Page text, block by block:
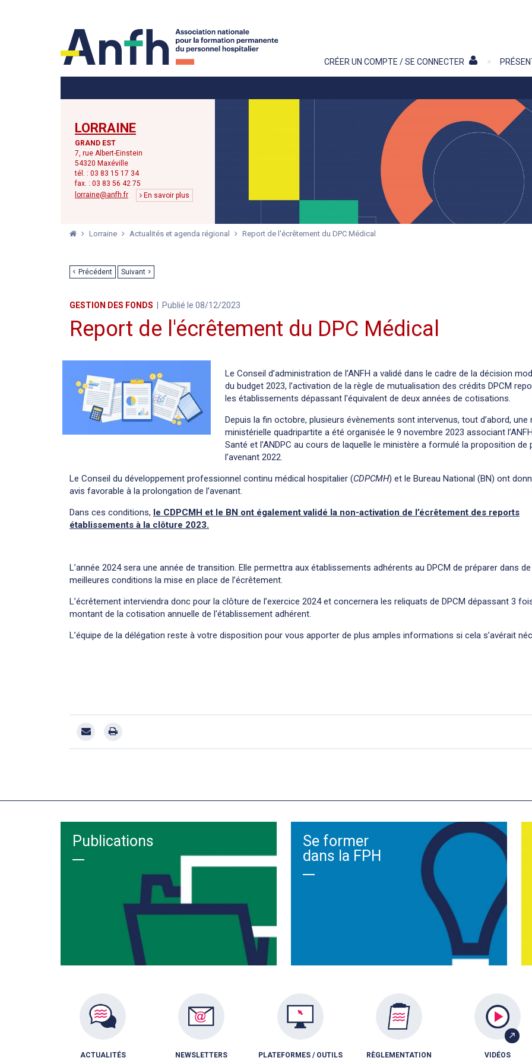
CRÉER UN COMPTE / SE CONNECTER
LORRAINE
GRAND EST
7, rue Albert-Einstein
54320 Maxéville
tél. : 03 83 15 17 34
fax. : 03 83 56 42 75
lorraine@anfh.fr
En savoir plus
Lorraine Actualités et agenda régional Report de l'écrêtement du DPC Médical
Précédent Suivant
GESTION DES FONDS Publié le 08/12/2023
Report de l'écrêtement du DPC Médical
Le Conseil d’administration de l’ANFH a validé dans le cadre de la décision
du budget 2023, l’activation de la règle de mutualisation des crédits DPCM
les établissements dépassant l'équivalent de deux années de cotisations.
Depuis la fin octobre, plusieurs évènements sont intervenus, tout d’abord, une
ministérielle quadripartite a été organisée le 9 novembre 2023 associant l’ANFH,
Santé et l’ANDPC au cours de laquelle le ministère a formulé la proposition de
l’avenant 2022.
Le Conseil du développement professionnel continu médical hospitalier (CDPCMH) et le Bureau National (BN) ont
avis favorable à la prolongation de l’avenant.
Dans ces conditions, le CDPCMH et le BN ont également validé la non-activation de l’écrêtement des reports
établissements à la clôture 2023.
L’année 2024 sera une année de transition. Elle permettra aux établissements adhérents au DPCM de préparer dans de
meilleures conditions la mise en place de l’écrêtement.
L’écrêtement interviendra donc pour la clôture de l’exercice 2024 et concernera les reliquats de DPCM dépassant 3
montant de la cotisation annuelle de l'établissement adhérent.
L’équipe de la délégation reste à votre disposition pour vous apporter de plus amples informations si cela s’avérait
Publications
Se former
dans la FPH
ACTUALITÉS NEWSLETTERS PLATEFORMES / OUTILS RÈGLEMENTATION VIDÉOS